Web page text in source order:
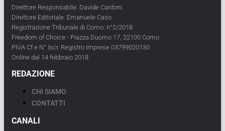
Direttore Responsabile: Davide Cantoni
Direttore Editoriale: Emanuele Caso
Registrazione Tribunale di Como: n°2/2018
Freedom of Choice - Piazza Duomo 17, 22100 Como
PIVA Cf e N° Iscr. Registro Imprese 03799020130
Online dal 14 febbraio 2018
REDAZIONE
CHI SIAMO
CONTATTI
CANALI